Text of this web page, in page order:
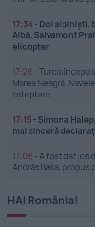
17:34- Doi alpiniști,
Albă. Salvamont
elicopter
17:26 -Turcia începe
Marea Neagră.
așteptare
17:15 - Simona
mai sinceră
17:06 -A fost dat jos
András Baka, propus
HAI România!